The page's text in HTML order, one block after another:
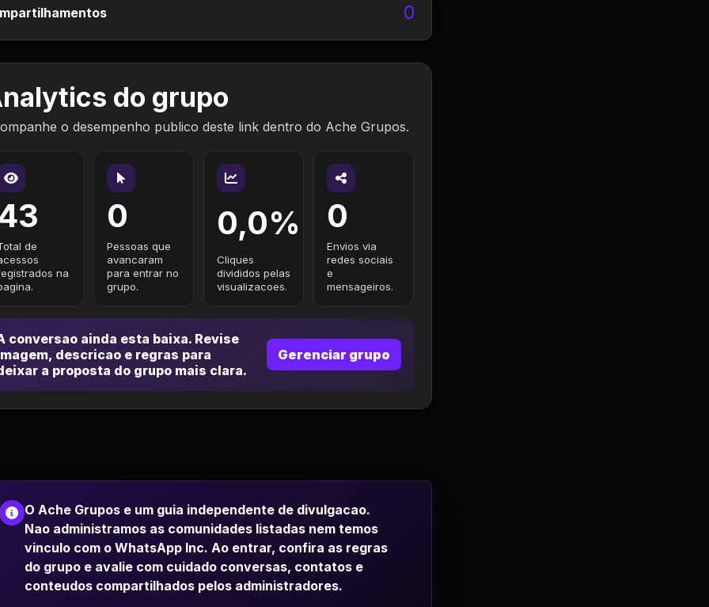
0
do grupo
o desempenho publico deste link dentro do Ache Grupos.
de
na
0
Pessoas que
avancaram
para entrar no
grupo.
0,0%
Cliques
divididos pelas
visualizacoes.
0
Envios via
redes sociais
e
mensageiros.
conversao ainda esta baixa. Revise
descricao e regras para
a proposta do grupo mais clara.
Gerenciar grupo
O Ache Grupos e um guia independente de divulgacao.
Nao administramos as comunidades listadas nem temos
vinculo com o WhatsApp Inc. Ao entrar, confira as regras
do grupo e avalie com cuidado conversas, contatos e
conteudos compartilhados pelos administradores.